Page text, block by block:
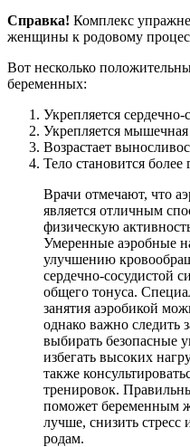
Справка! Комплекс
женщины к родовому
Вот несколько
беременных:
Укрепляется сердечно-
Укрепляется мышечная
Возрастает
Тело становится более
Врачи отмечают, что
является отличным
физическую
Умеренные аэробные
улучшению
сердечно-сосудистой
общего тонуса.
занятия аэробикой
однако важно следить
выбирать безопасные
избегать высоких
также
тренировок.
поможет беременным
лучше, снизить стресс
родам.